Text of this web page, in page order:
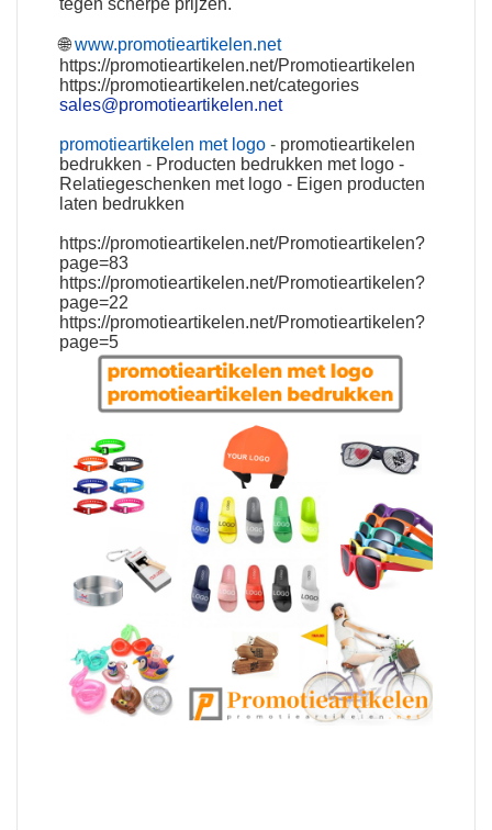
tegen scherpe prijzen.
🌐www.promotieartikelen.net
https://promotieartikelen.net/Promotieartikelen
https://promotieartikelen.net/categories
sales@promotieartikelen.net
promotieartikelen met logo - promotieartikelen
bedrukken - Producten bedrukken met logo -
Relatiegeschenken met logo - Eigen producten
laten bedrukken
https://promotieartikelen.net/Promotieartikelen?
page=83
https://promotieartikelen.net/Promotieartikelen?
page=22
https://promotieartikelen.net/Promotieartikelen?
page=5